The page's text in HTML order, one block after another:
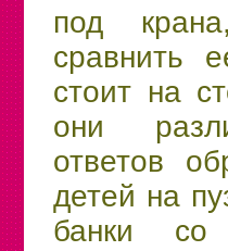
под
сравнить
стоит на
они
ответов
детей на
банки со